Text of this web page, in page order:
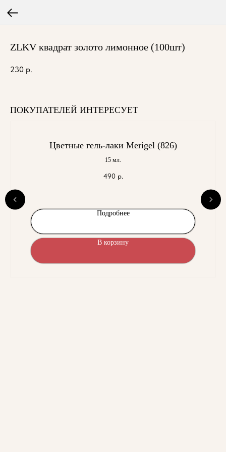
ZLKV квадрат золото лимонное (100шт)
230 р.
ПОКУПАТЕЛЕЙ ИНТЕРЕСУЕТ
Цветные гель-лаки Merigel (826)
15 мл.
490 р.
Подробнее
В корзину